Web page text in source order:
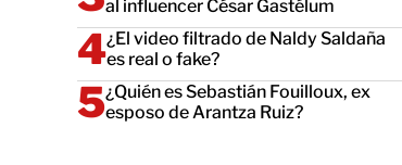
al influencer César Gastélum
¿El video filtrado de Naldy Saldaña
es real o fake?
¿Quién es Sebastián Fouilloux, ex
esposo de Arantza Ruiz?